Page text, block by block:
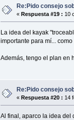
Re:Pido consejo
« Respuesta #19 : 10
La idea del kayak
importante para mí...
Además, tengo el plan en
Re:Pido consejo
« Respuesta #20 : 14
Al final, aparco la idea del